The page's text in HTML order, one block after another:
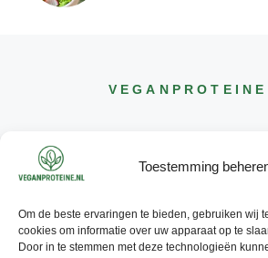
Toestemming
Om de beste ervaringen te bieden, gebruiken wij
cookies om informatie over uw apparaat op te
Door in te stemmen met deze technologieën
VEGANPROTEINE
CONTACT
INFO@